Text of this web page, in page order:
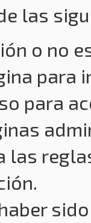
las
o no
para
para
las